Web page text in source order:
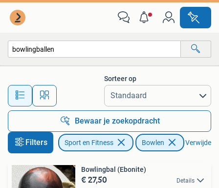
Alle afstanden…
Sorteer op
Bewaar je zoekopdracht
Filters Sport en Fitness Bowlen Verwijder
Bowlingbal (Ebonite)
€ 27,50 Details